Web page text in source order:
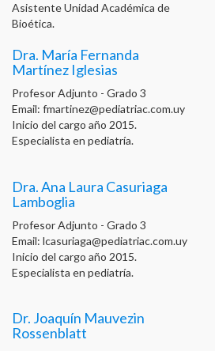
Asistente Unidad Académica de
Bioética.
Dra. María Fernanda
Martínez Iglesias
Profesor Adjunto - Grado 3
Email: fmartinez@pediatriac.com.uy
Inicio del cargo año 2015.
Especialista en pediatría.
Dra. Ana Laura Casuriaga
Lamboglia
Profesor Adjunto - Grado 3
Email: lcasuriaga@pediatriac.com.uy
Inicio del cargo año 2015.
Especialista en pediatría.
Dr. Joaquín Mauvezin
Rossenblatt